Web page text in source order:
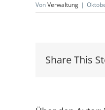
VonVerwaltung |
Share This